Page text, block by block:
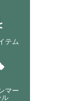
テム
マー
ル